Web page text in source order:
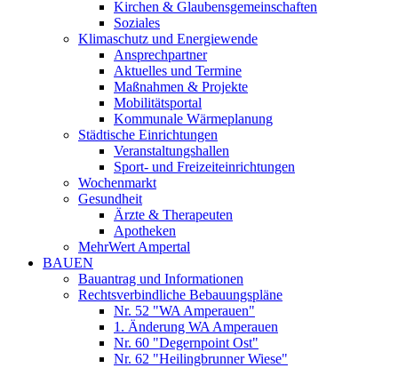
Kirchen & Glaubensgemeinschaften
Soziales
Klimaschutz und Energiewende
Ansprechpartner
Aktuelles und Termine
Maßnahmen & Projekte
Mobilitätsportal
Kommunale Wärmeplanung
Städtische Einrichtungen
Veranstaltungshallen
Sport- und Freizeiteinrichtungen
Wochenmarkt
Gesundheit
Ärzte & Therapeuten
Apotheken
MehrWert Ampertal
BAUEN
Bauantrag und Informationen
Rechtsverbindliche Bebauungspläne
Nr. 52 "WA Amperauen"
1. Änderung WA Amperauen
Nr. 60 "Degernpoint Ost"
Nr. 62 "Heilingbrunner Wiese"